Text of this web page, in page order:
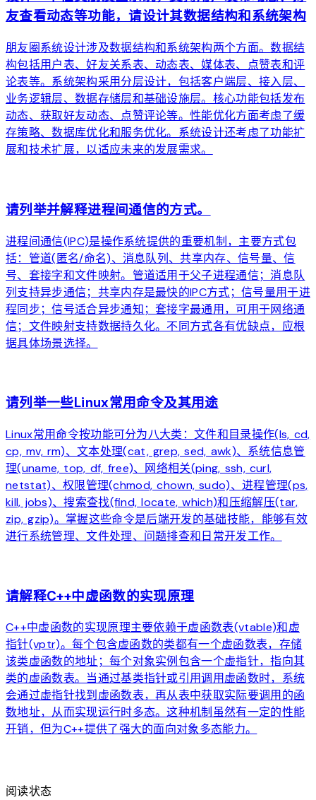
友查看动态等功能，请设计其数据结构和系统架构
朋友圈系统设计涉及数据结构和系统架构两个方面。数据结
构包括用户表、好友关系表、动态表、媒体表、点赞表和评
论表等。系统架构采用分层设计，包括客户端层、接入层、
业务逻辑层、数据存储层和基础设施层。核心功能包括发布
动态、获取好友动态、点赞评论等。性能优化方面考虑了缓
存策略、数据库优化和服务优化。系统设计还考虑了功能扩
展和技术扩展，以适应未来的发展需求。
请列举并解释进程间通信的方式。
进程间通信(IPC)是操作系统提供的重要机制，主要方式包
括：管道(匿名/命名)、消息队列、共享内存、信号量、信
号、套接字和文件映射。管道适用于父子进程通信；消息队
列支持异步通信；共享内存是最快的IPC方式；信号量用于进
程同步；信号适合异步通知；套接字最通用，可用于网络通
信；文件映射支持数据持久化。不同方式各有优缺点，应根
据具体场景选择。
请列举一些Linux常用命令及其用途
Linux常用命令按功能可分为八大类：文件和目录操作(ls, cd,
cp, mv, rm)、文本处理(cat, grep, sed, awk)、系统信息管
理(uname, top, df, free)、网络相关(ping, ssh, curl,
netstat)、权限管理(chmod, chown, sudo)、进程管理(ps,
kill, jobs)、搜索查找(find, locate, which)和压缩解压(tar,
zip, gzip)。掌握这些命令是后端开发的基础技能，能够有效
进行系统管理、文件处理、问题排查和日常开发工作。
请解释C++中虚函数的实现原理
C++中虚函数的实现原理主要依赖于虚函数表(vtable)和虚
指针(vptr)。每个包含虚函数的类都有一个虚函数表，存储
该类虚函数的地址；每个对象实例包含一个虚指针，指向其
类的虚函数表。当通过基类指针或引用调用虚函数时，系统
会通过虚指针找到虚函数表，再从表中获取实际要调用的函
数地址，从而实现运行时多态。这种机制虽然有一定的性能
开销，但为C++提供了强大的面向对象多态能力。
阅读状态